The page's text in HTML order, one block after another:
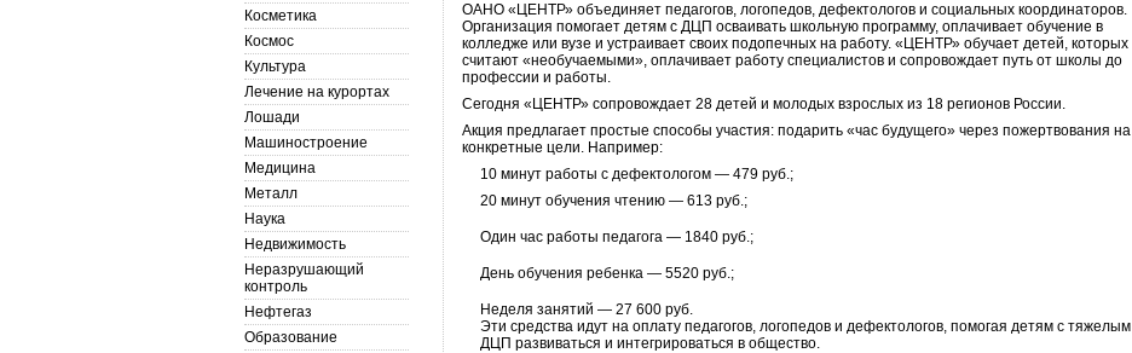
ОАНО «ЦЕНТР» объединяет педагогов, логопедов, дефектологов и социальных координаторов.
Организация помогает детям с ДЦП осваивать школьную программу, оплачивает обучение в
колледже или вузе и устраивает своих подопечных на работу. «ЦЕНТР» обучает детей, которых
считают «необучаемыми», оплачивает работу специалистов и сопровождает путь от школы до
профессии и работы.
Сегодня «ЦЕНТР» сопровождает 28 детей и молодых взрослых из 18 регионов России.
Акция предлагает простые способы участия: подарить «час будущего» через пожертвования на
конкретные цели. Например:
10 минут работы с дефектологом — 479 руб.;
20 минут обучения чтению — 613 руб.;
Один час работы педагога — 1840 руб.;
День обучения ребенка — 5520 руб.;
Неделя занятий — 27 600 руб.
Эти средства идут на оплату педагогов, логопедов и дефектологов, помогая детям с тяжелым
ДЦП развиваться и интегрироваться в общество.
Косметика
Космос
Культура
Лечение на курортах
Лошади
Машиностроение
Медицина
Металл
Наука
Недвижимость
Неразрушающий
контроль
Нефтегаз
Образование